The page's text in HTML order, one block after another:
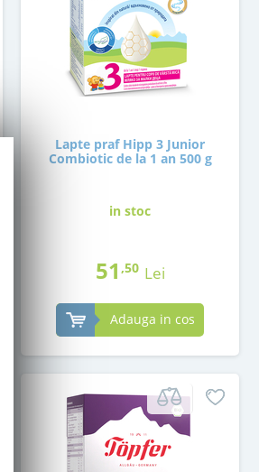
Lapte praf Hipp 3 Junior
Combiotic de la 1 an 500 g
in stoc
51 ,50 Lei
Adauga in cos